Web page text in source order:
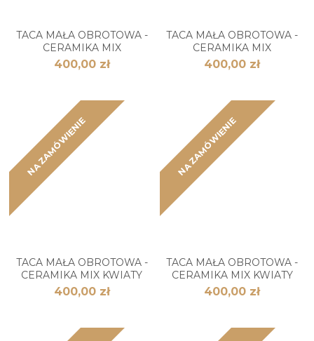
TACA MAŁA OBROTOWA -
CERAMIKA MIX
400,00 zł
TACA MAŁA OBROTOWA -
CERAMIKA MIX
400,00 zł
NA ZAMÓWIENIE
TACA MAŁA OBROTOWA -
CERAMIKA MIX KWIATY
400,00 zł
NA ZAMÓWIENIE
TACA MAŁA OBROTOWA -
CERAMIKA MIX KWIATY
400,00 zł